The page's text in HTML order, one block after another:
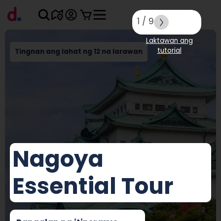
Tingnan ang lahat ng 12 na larawan
Nagoya
Essential Tour
1 / 9
Laktawan ang
tutorial